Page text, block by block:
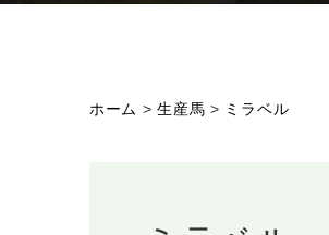
ホーム >生産馬 > ミラベル